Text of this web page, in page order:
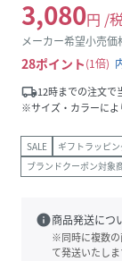
3,080円 /
メーカー希望小売価
28ポイント 1倍
local_shipping12時までの注文で
※サイズ・カラーによ
SALE
ギフトラッピ
ブランドクーポン対象
info商品発送につ
※同時に複数の
て発送いたしま